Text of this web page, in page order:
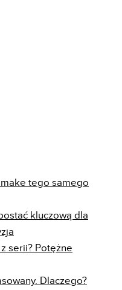
tego samego
kluczową dla
serii? Potężne
Dlaczego?